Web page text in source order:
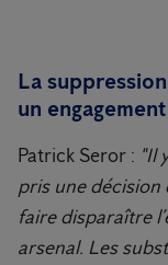
La
un
Patrick Seror : "Il
pris une décision
faire disparaître
arsenal. Les